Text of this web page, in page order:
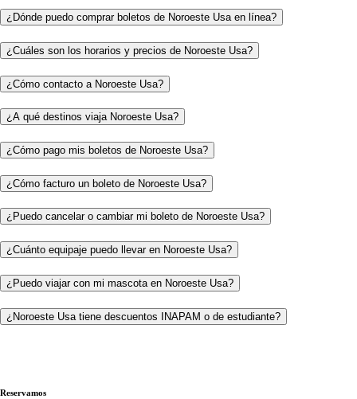
¿Dónde puedo comprar boletos de Noroeste Usa en línea?
¿Cuáles son los horarios y precios de Noroeste Usa?
¿Cómo contacto a Noroeste Usa?
¿A qué destinos viaja Noroeste Usa?
¿Cómo pago mis boletos de Noroeste Usa?
¿Cómo facturo un boleto de Noroeste Usa?
¿Puedo cancelar o cambiar mi boleto de Noroeste Usa?
¿Cuánto equipaje puedo llevar en Noroeste Usa?
¿Puedo viajar con mi mascota en Noroeste Usa?
¿Noroeste Usa tiene descuentos INAPAM o de estudiante?
Reservamos